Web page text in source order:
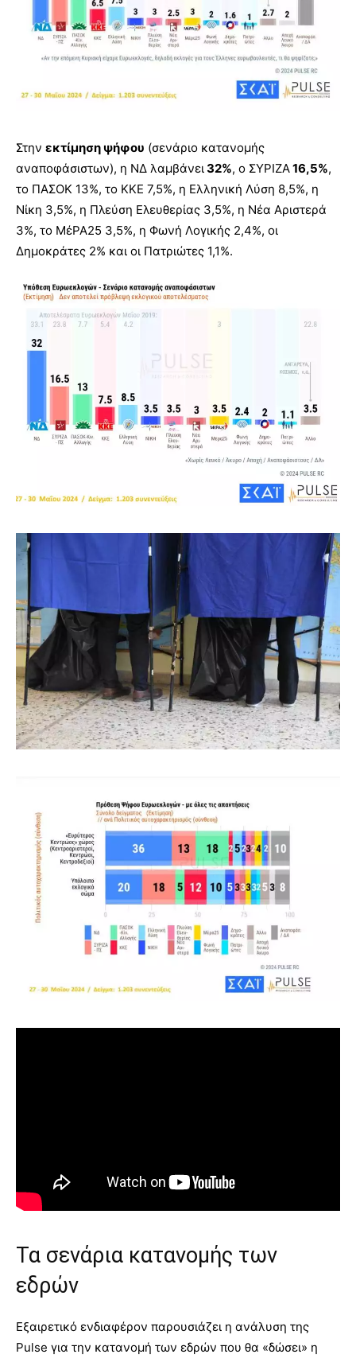
Στην εκτίμηση ψήφου (σενάριο κατανομής
αναποφάσιστων), η ΝΔ λαμβάνει32%, ο ΣΥΡΙΖΑ16,5%,
το ΠΑΣΟΚ 13%, το ΚΚΕ 7,5%, η Ελληνική Λύση 8,5%, η
Νίκη 3,5%, η Πλεύση Ελευθερίας 3,5%, η Νέα Αριστερά
3%, το ΜέΡΑ25 3,5%, η Φωνή Λογικής 2,4%, οι
Δημοκράτες 2% και οι Πατριώτες 1,1%.
Τα σενάρια κατανομής των
εδρών
Εξαιρετικό ενδιαφέρον παρουσιάζει η ανάλυση της
Pulse για την κατανομή των εδρών που θα «δώσει» η